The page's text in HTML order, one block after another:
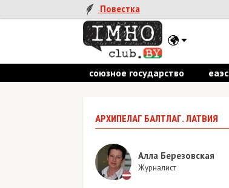
Повестка
союзное государство еаэс
АРХИПЕЛАГ БАЛТЛАГ. ЛАТВИЯ
Алла Березовская
Журналист